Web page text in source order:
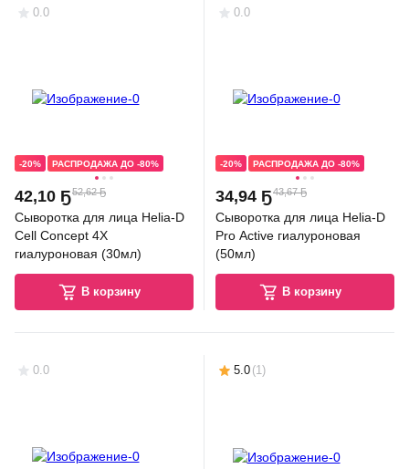
0.0
-20% РАСПРОДАЖА ДО -80%
42,10 Ҕ52,62 Ҕ
Сыворотка для лица Helia-D
Cell Concept 4Х
гиалуроновая (30мл)
В корзину
0.0
-20% РАСПРОДАЖА ДО -80%
34,94 Ҕ43,67 Ҕ
Сыворотка для лица Helia-D
Pro Active гиалуроновая
(50мл)
В корзину
0.0 5.0 (1)